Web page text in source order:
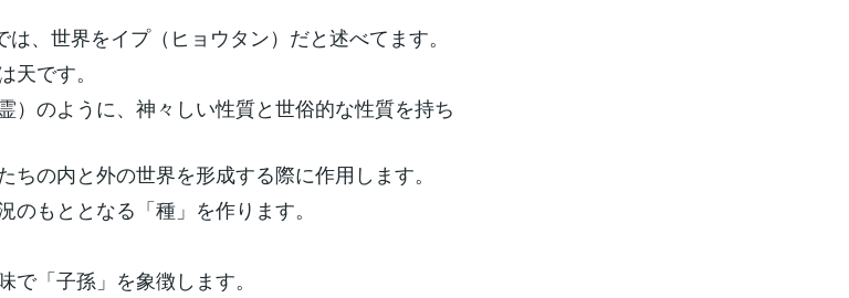
は、世界をイプ（ヒョウタン）だと述べてます。
です。
）のように、神々しい性質と世俗的な性質を持ち
ちの内と外の世界を形成する際に作用します。
のもととなる「種」を作ります。
「子孫」を象徴します。